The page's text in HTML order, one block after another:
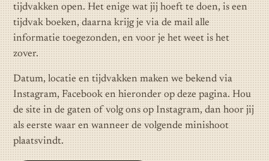
tijdvakken open. Het enige wat jij hoeft te doen, is een
tijdvak boeken, daarna krijg je via de mail alle
informatie toegezonden, en voor je het weet is het
zover.
Datum, locatie en tijdvakken maken we bekend via
Instagram, Facebook en hieronder op deze pagina. Hou
de site in de gaten of volg ons op Instagram, dan hoor jij
als eerste waar en wanneer de volgende minishoot
plaatsvindt.